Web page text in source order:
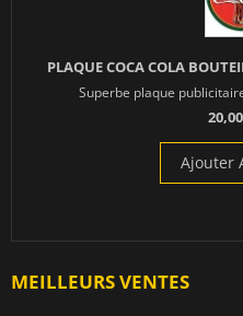
PLAQUE COCA COLA
Superbe plaque
Ajouter
MEILLEURS VENTES